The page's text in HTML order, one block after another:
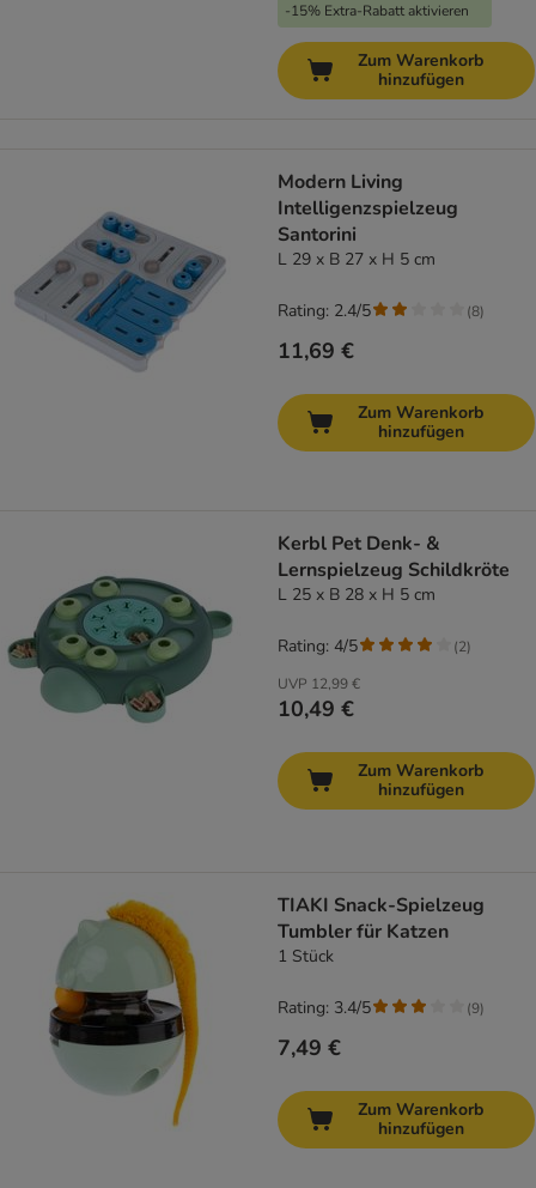
-15% Extra-Rabatt aktivieren
Zum Warenkorb
hinzufügen
Modern Living
Intelligenzspielzeug
Santorini
L 29 x B 27 x H 5 cm
11,69 €
Rating: 2.4/5 (8)
Zum Warenkorb
hinzufügen
Kerbl Pet Denk- &
Lernspielzeug Schildkröte
L 25 x B 28 x H 5 cm
UVP 12,99 €
10,49 €
Rating: 4/5 (2)
Zum Warenkorb
hinzufügen
TIAKI Snack-Spielzeug
Tumbler für Katzen
1 Stück
7,49 €
Rating: 3.4/5 (9)
Zum Warenkorb
hinzufügen